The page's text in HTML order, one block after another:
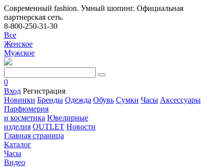
Современный fashion. Умный шопинг. Официальная
партнерская сеть.
8-800-250-31-30
Все
Женское
Мужское
0
Вход Регистрация
Новинки Бренды Одежда Обувь Сумки Часы Аксессуары
Парфюмерия
и косметика Ювелирные
изделия OUTLET Новости
Главная страница
Каталог
Часы
Видео